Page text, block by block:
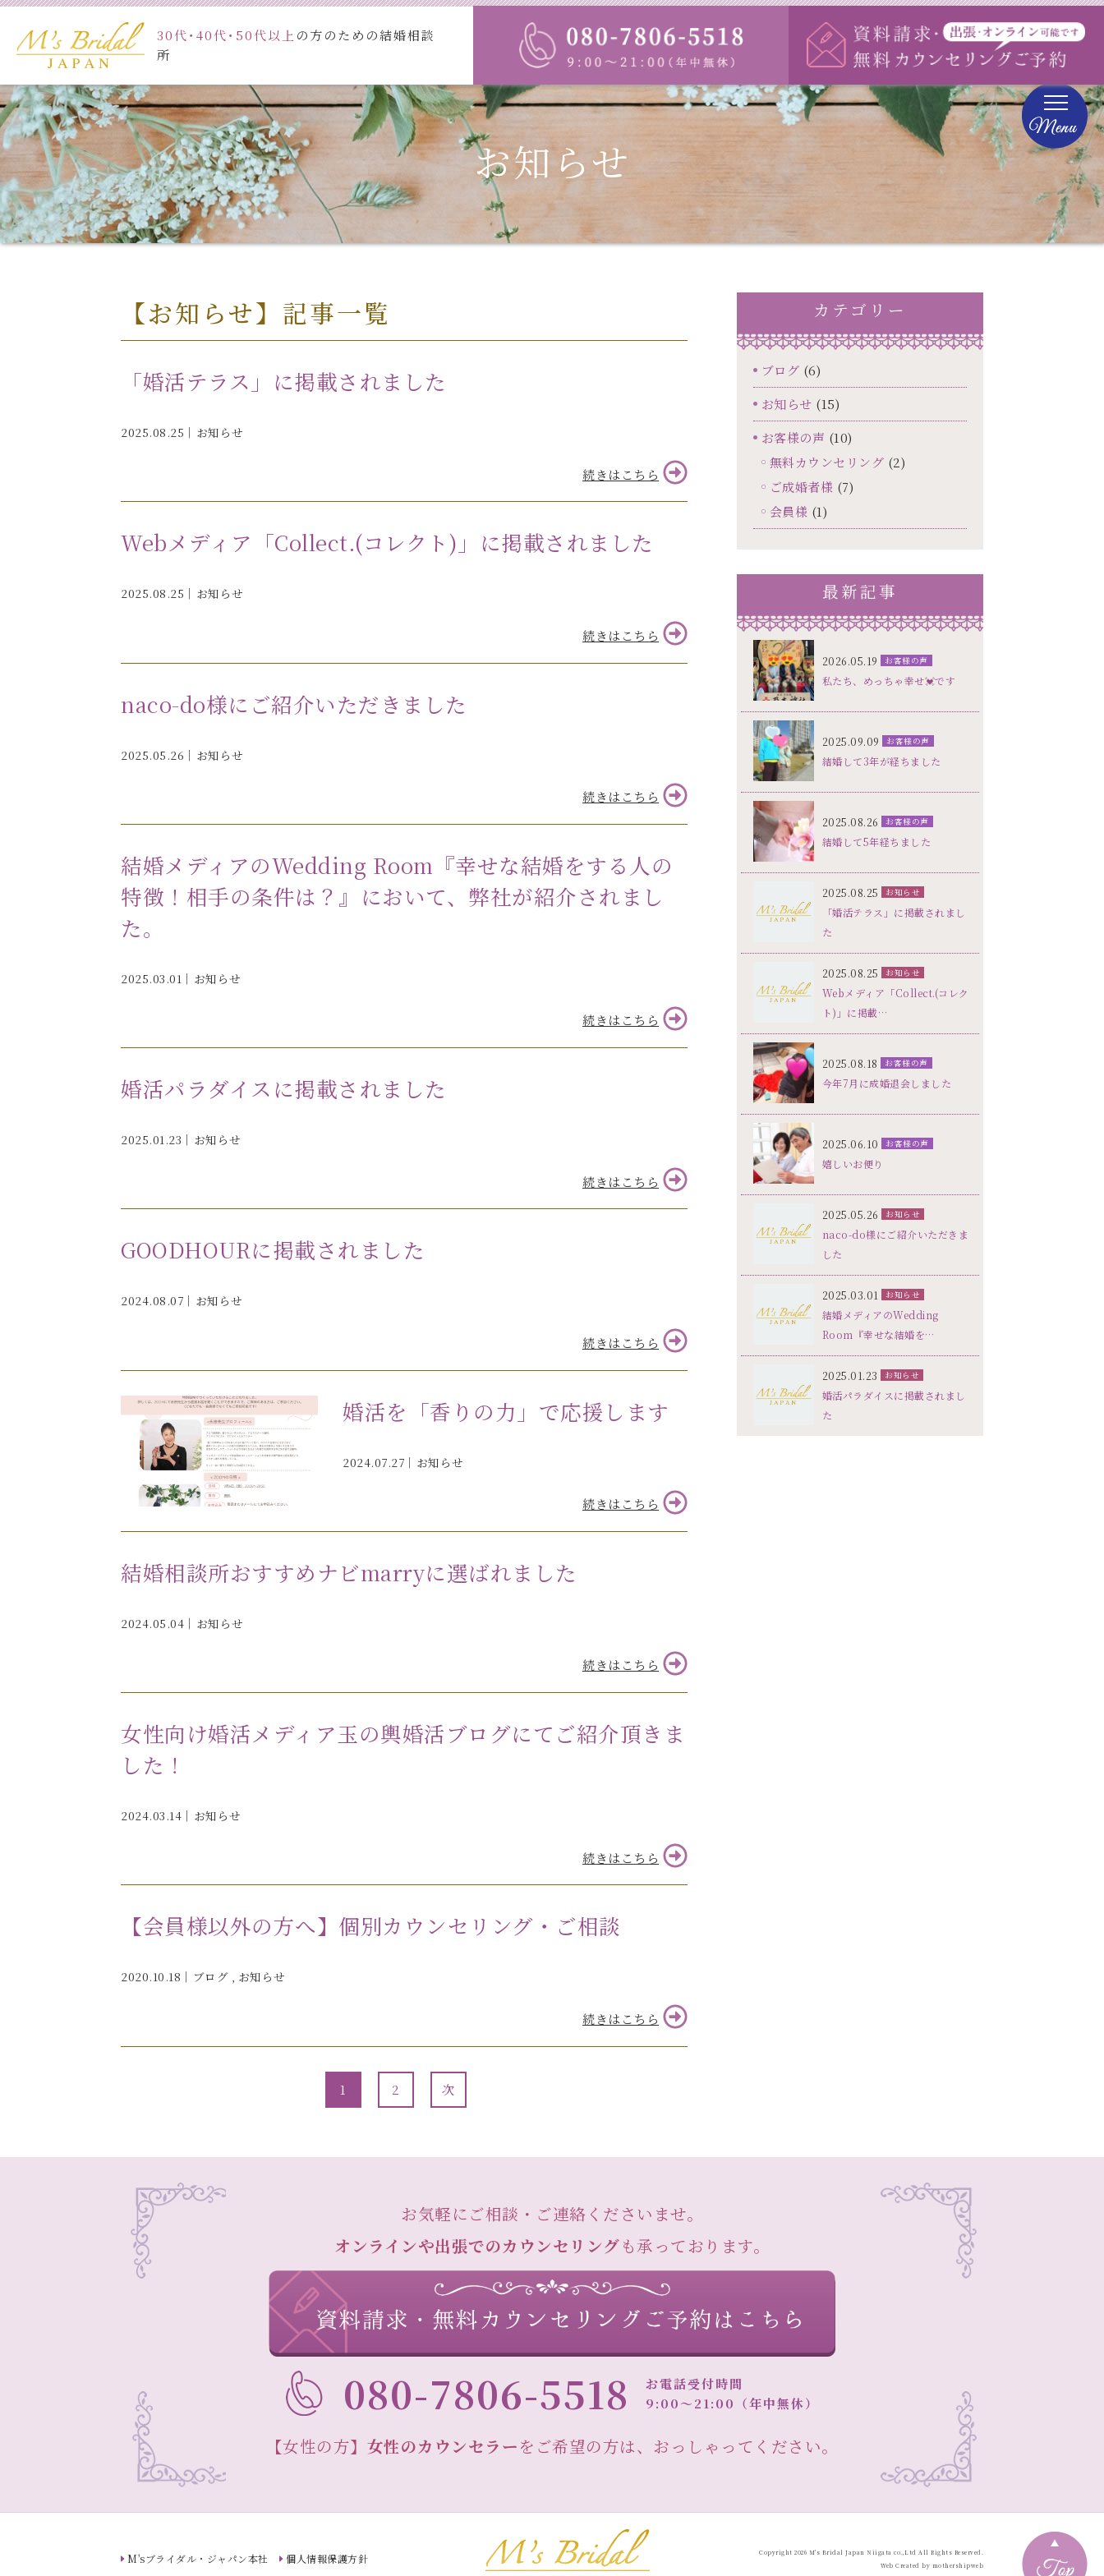
30代･40代･50代以上 の方のための結婚相談
所
ホーム 料金プラン・入会案内 お知らせ お客様の声 会社概要
お知らせ
【お知らせ】記事一覧
「婚活テラス」に掲載されました
2025.08.25｜ お知らせ
続きはこちら
Webメディア「Collect.(コレクト)」に掲載されました
2025.08.25｜ お知らせ
続きはこちら
naco-do様にご紹介いただきました
2025.05.26｜ お知らせ
続きはこちら
結婚メディアのWedding Room『幸せな結婚をする人の
特徴！相手の条件は？』において、弊社が紹介されまし
た。
2025.03.01｜ お知らせ
続きはこちら
婚活パラダイスに掲載されました
2025.01.23｜ お知らせ
続きはこちら
GOODHOURに掲載されました
2024.08.07｜ お知らせ
続きはこちら
婚活を「香りの力」で応援します
2024.07.27｜ お知らせ
続きはこちら
結婚相談所おすすめナビmarryに選ばれました
2024.05.04｜ お知らせ
続きはこちら
女性向け婚活メディア玉の輿婚活ブログにてご紹介頂きま
した！
2024.03.14｜ お知らせ
続きはこちら
【会員様以外の方へ】個別カウンセリング・ご相談
2020.10.18｜ ブログ , お知らせ
続きはこちら
1 2 次
カテゴリー
ブログ (6)
お知らせ (15)
お客様の声 (10)
無料カウンセリング (2)
ご成婚者様 (7)
会員様 (1)
最新記事
2026.05.19 お客様の声
私たち、めっちゃ幸せ💓です
2025.09.09 お客様の声
結婚して3年が経ちました
2025.08.26 お客様の声
結婚して5年経ちました
2025.08.25 お知らせ
「婚活テラス」に掲載されまし
た
2025.08.25 お知らせ
Webメディア「Collect.(コレク
ト)」に掲載…
2025.08.18 お客様の声
今年7月に成婚退会しました
2025.06.10 お客様の声
嬉しいお便り
2025.05.26 お知らせ
naco-do様にご紹介いただきま
した
2025.03.01 お知らせ
結婚メディアのWedding
Room『幸せな結婚を…
2025.01.23 お知らせ
婚活パラダイスに掲載されまし
た
お気軽にご相談・ご連絡くださいませ。
オンラインや出張でのカウンセリングも承っております。
080-7806-5518
お電話受付時間
9:00～21:00（年中無休）
【女性の方】 女性のカウンセラーをご希望の方は、おっしゃってください。
M'sブライダル・ジャパン本社 個人情報保護方針 Copyright 2026 M's Bridal Japan Niigata co.,Ltd All Rights Reserved.
Web Created by mothershipweb